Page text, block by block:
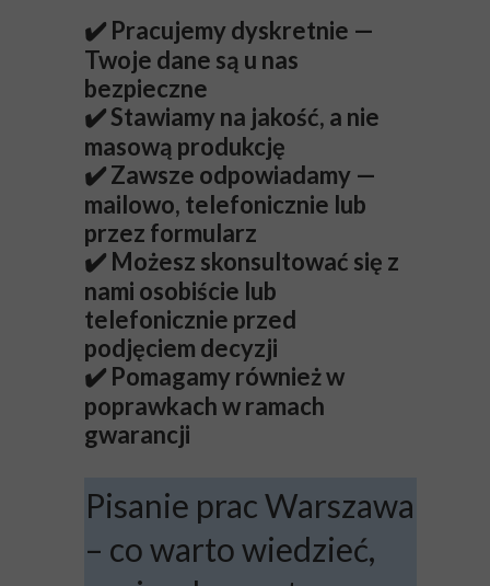
Pisanie prac Warszawa
– co warto wiedzieć,
✔️ Pracujemy dyskretnie —
Twoje dane są u nas
bezpieczne
✔️ Stawiamy na jakość, a nie
masową produkcję
✔️ Zawsze odpowiadamy —
mailowo, telefonicznie lub
przez formularz
✔️ Możesz skonsultować się z
nami osobiście lub
telefonicznie przed
podjęciem decyzji
✔️ Pomagamy również w
poprawkach w ramach
gwarancji